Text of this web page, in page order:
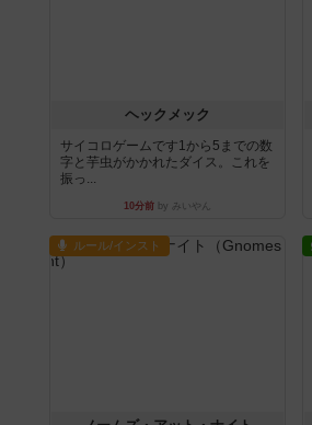
ヘックメック
サイコロゲームです1から5までの数
字と芋虫がかかれたダイス。これを
振っ...
10分前 by みいやん
ルール/インスト